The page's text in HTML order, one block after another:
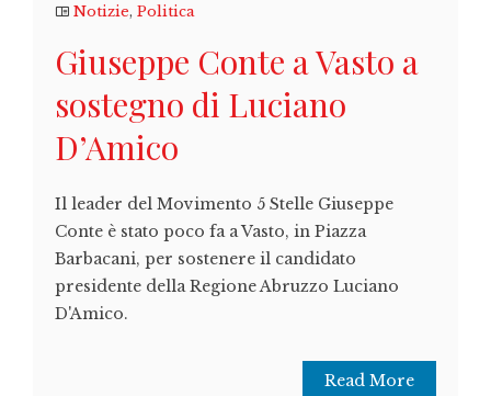
Notizie, Politica
Giuseppe Conte a Vasto a
sostegno di Luciano
D’Amico
Il leader del Movimento 5 Stelle Giuseppe
Conte è stato poco fa a Vasto, in Piazza
Barbacani, per sostenere il candidato
presidente della Regione Abruzzo Luciano
D'Amico.
Read More